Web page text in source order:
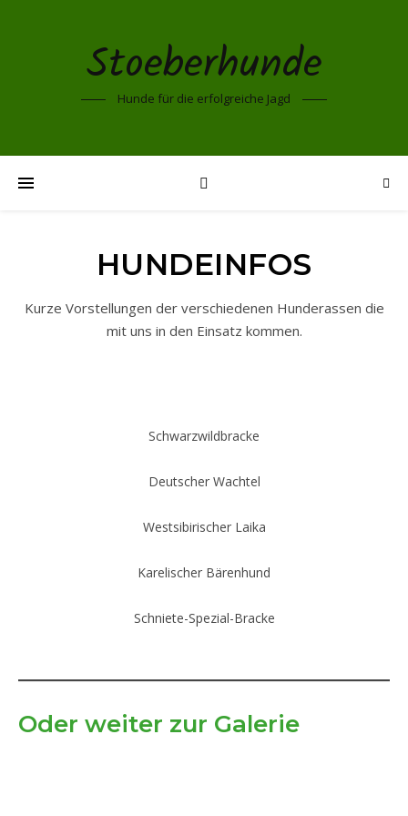
Stoeberhunde
Hunde für die erfolgreiche Jagd
HUNDEINFOS
Kurze Vorstellungen der verschiedenen Hunderassen die
mit uns in den Einsatz kommen.
Schwarzwildbracke
Deutscher Wachtel
Westsibirischer Laika
Karelischer Bärenhund
Schniete-Spezial-Bracke
Oder weiter zur Galerie